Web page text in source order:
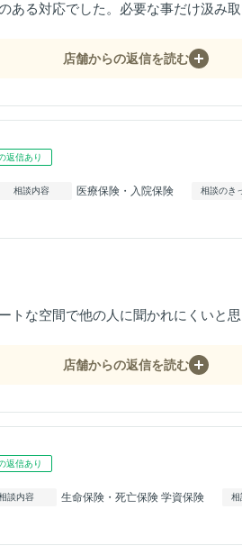
ある対応でした。必要な事だけ汲み
店舗からの返信を読む
返信あり
相談内容 医療保険・入院保険 相談のき
トな空間で他の人に聞かれにくいと思
店舗からの返信を読む
返信あり
談内容 生命保険・死亡保険 学資保険 相